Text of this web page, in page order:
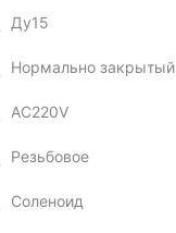
Ду15
Нормально закрытый
AC220V
Резьбовое
Соленоид